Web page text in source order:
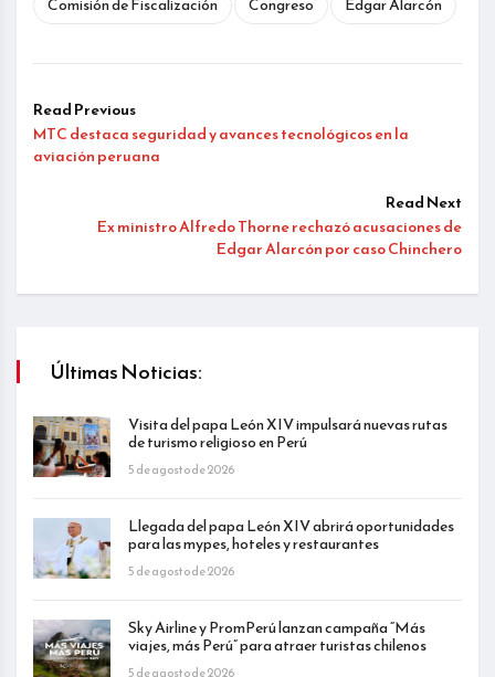
Comisión de Fiscalización
Congreso Edgar Alarcón
Read Previous
MTC destaca seguridad y avances tecnológicos en la
aviación peruana
Read Next
Ex ministro Alfredo Thorne rechazó acusaciones de
Edgar Alarcón por caso Chinchero
Últimas Noticias:
Visita del papa León XIV impulsará nuevas rutas
de turismo religioso en Perú
5 de agosto de 2026
Llegada del papa León XIV abrirá oportunidades
para las mypes, hoteles y restaurantes
5 de agosto de 2026
Sky Airline y PromPerú lanzan campaña “Más
viajes, más Perú” para atraer turistas chilenos
5 de agosto de 2026